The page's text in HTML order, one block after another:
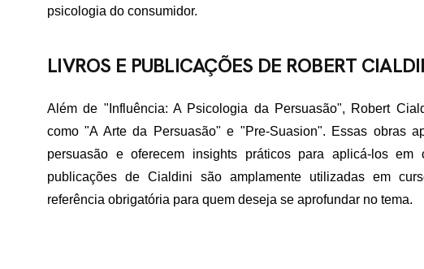
psicologia do consumidor.
LIVROS E PUBLICAÇÕES DE ROBERT
Além de "Influência: A Psicologia da Persuasão", Robert
como "A Arte da Persuasão" e "Pre-Suasion". Essas obras
persuasão e oferecem insights práticos para aplicá-los
publicações de Cialdini são amplamente utilizadas em
referência obrigatória para quem deseja se aprofundar no tema.